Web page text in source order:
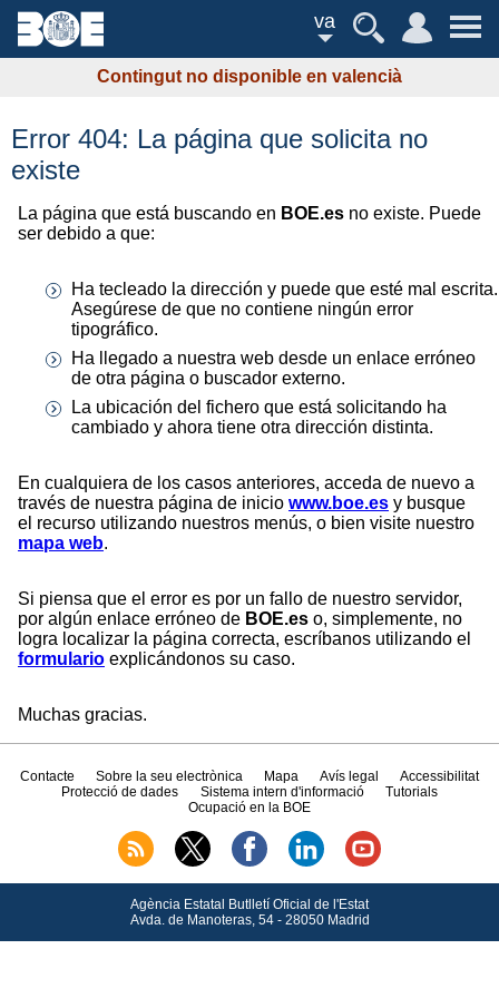
va
Contingut no disponible en valencià
Error 404: La página que solicita no
existe
La página que está buscando en BOE.es no existe. Puede
ser debido a que:
Ha tecleado la dirección y puede que esté mal escrita.
Asegúrese de que no contiene ningún error
tipográfico.
Ha llegado a nuestra web desde un enlace erróneo
de otra página o buscador externo.
La ubicación del fichero que está solicitando ha
cambiado y ahora tiene otra dirección distinta.
En cualquiera de los casos anteriores, acceda de nuevo a
través de nuestra página de inicio www.boe.es y busque
el recurso utilizando nuestros menús, o bien visite nuestro
mapa web.
Si piensa que el error es por un fallo de nuestro servidor,
por algún enlace erróneo de BOE.es o, simplemente, no
logra localizar la página correcta, escríbanos utilizando el
formulario explicándonos su caso.
Muchas gracias.
Contacte Sobre la seu electrònica Mapa Avís legal
Accessibilitat
Protecció de dades
Sistema intern d'informació
Tutorials
Ocupació en la BOE
Agència Estatal Butlletí Oficial de l'Estat
Avda.de Manoteras, 54 - 28050 Madrid